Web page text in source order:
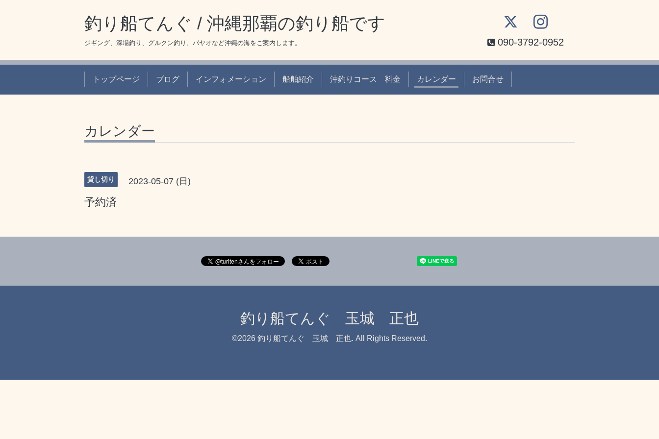
釣り船てんぐ / 沖縄那覇の釣り船です
ジギング、深場釣り、グルクン釣り、パヤオなど沖縄の海をご案内します。 090-3792-0952
トップページ ブログ インフォメーション 船舶紹介 沖釣りコース 料金 カレンダー お問合せ
カレンダー
貸し切り 2023-05-07 (日)
予約済
釣り船てんぐ 玉城 正也
©2026 釣り船てんぐ 玉城 正也. All Rights Reserved.